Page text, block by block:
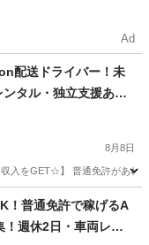
Ad
配送ドライバー！未
タル・独立支援あ
8月8日
入をGET☆】 普通免許があれ
！普通免許で稼げるA
週休2日・車両レン